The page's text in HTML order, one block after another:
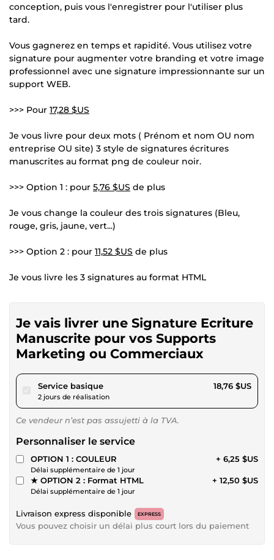
conception, puis vous l'enregistrer pour l'utiliser plus
tard.
Vous gagnerez en temps et rapidité. Vous utilisez votre
signature pour augmenter votre branding et votre image
professionnel avec une signature impressionnante sur un
support WEB.
>>> Pour 17,28 $US
Je vous livre pour deux mots ( Prénom et nom OU nom
entreprise OU site) 3 style de signatures écritures
manuscrites au format png de couleur noir.
>>> Option 1 : pour 5,76 $US de plus
Je vous change la couleur des trois signatures (Bleu,
rouge, gris, jaune, vert...)
>>> Option 2 : pour 11,52 $US de plus
Je vous livre les 3 signatures au format HTML
Je vais livrer une Signature Ecriture
Manuscrite pour vos Supports
Marketing ou Commerciaux
Service basiquepour 17,28 $US
2 jours de réalisation
18,76 $US
Ce vendeur n’est pas assujetti à la TVA.
Personnaliser le service
OPTION 1 : COULEUR
Délai supplémentaire de 1 jour
+ 6,25 $US
★ OPTION 2 : Format HTML
Délai supplémentaire de 1 jour
+ 12,50 $US
Livraison express disponible EXPRESS
Vous pouvez choisir un délai plus court lors du paiement